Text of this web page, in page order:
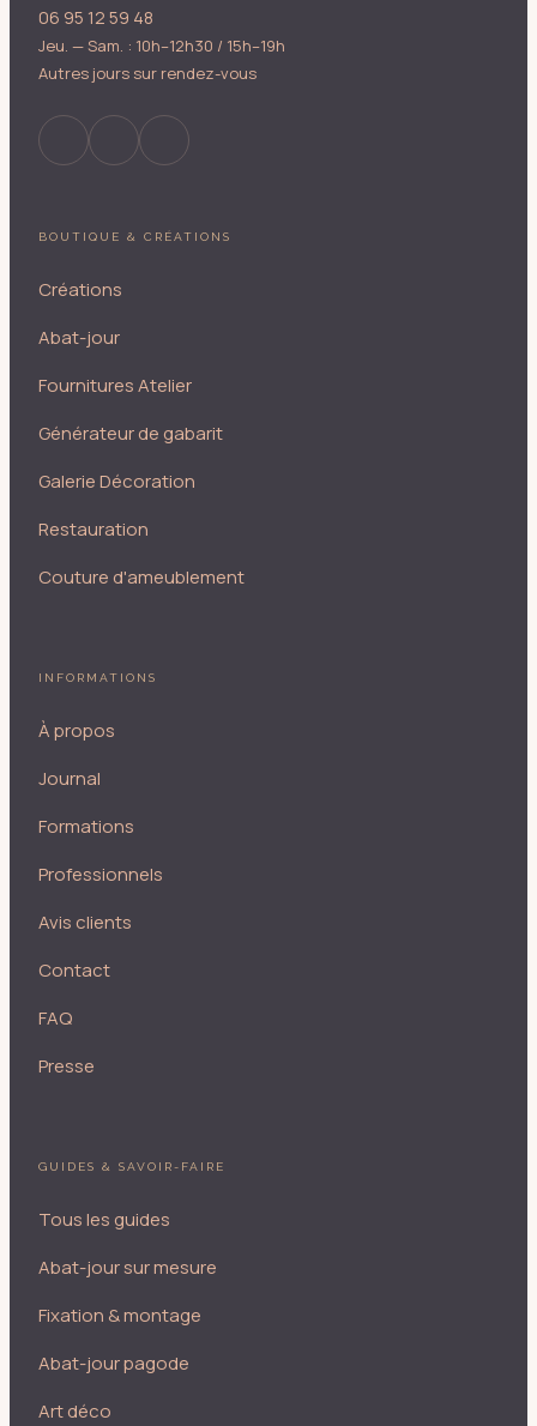
06 95 12 59 48
Jeu. — Sam. : 10h–12h30 / 15h–19h
Autres jours sur rendez-vous
BOUTIQUE & CRÉATIONS
Créations
Abat-jour
Fournitures Atelier
Générateur de gabarit
Galerie Décoration
Restauration
Couture d'ameublement
INFORMATIONS
À propos
Journal
Formations
Professionnels
Avis clients
Contact
FAQ
Presse
GUIDES & SAVOIR-FAIRE
Tous les guides
Abat-jour sur mesure
Fixation & montage
Abat-jour pagode
Art déco